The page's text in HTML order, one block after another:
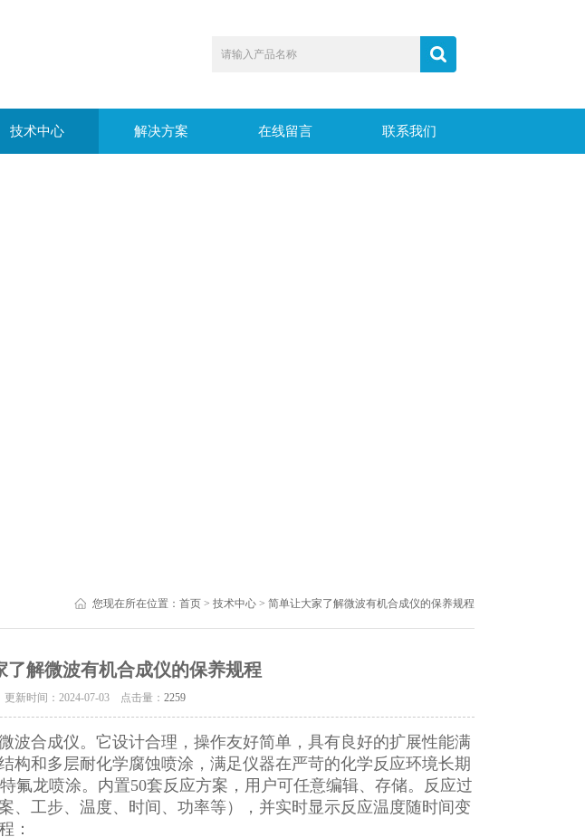
技术中心 解决方案 在线留言 联系我们
您现在所在位置： 首页 > 技术中心 > 简单让大家了解微波有机合成仪的保养规程
了解微波有机合成仪的保养规程
更新时间：2024-07-03 点击量： 2259
波合成仪。它设计合理，操作友好简单，具有良好的扩展性能满
构和多层耐化学腐蚀喷涂，满足仪器在严苛的化学反应环境长期
氟龙喷涂。内置50套反应方案，用户可任意编辑、存储。反应过
、工步、温度、时间、功率等），并实时显示反应温度随时间变
：